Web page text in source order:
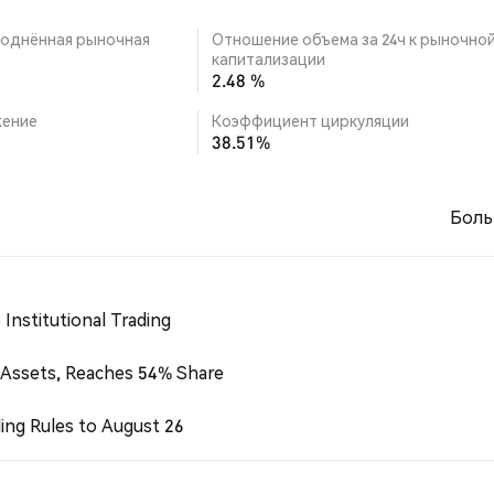
рыночная
Отношение объема за 24ч к
капитализации
2.48 %
Коэффициент циркуляции
38.51%
Institutional Trading
Reaches 54% Share
Rules to August 26